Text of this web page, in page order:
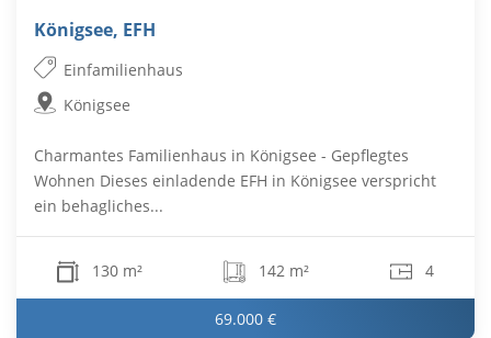
Königsee, EFH
Einfamilienhaus
Königsee
Charmantes Familienhaus in Königsee - Gepflegtes
Wohnen Dieses einladende EFH in Königsee verspricht
ein behagliches...
130 m² 142 m² 4
69.000 €